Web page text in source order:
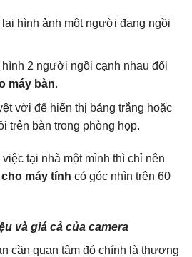
hình ảnh một người đang ngồi
2 người ngồi cạnh nhau đối
máy bàn.
vời để hiển thị bảng trắng hoặc
trên bàn trong phòng họp.
tại nhà một mình thì chỉ nên
máy tính có góc nhìn trên 60
và giá cả của camera
cần quan tâm đó chính là thương